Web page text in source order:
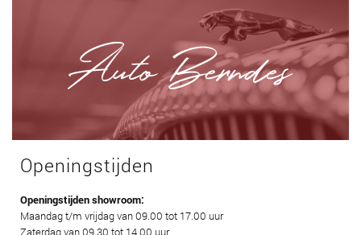
Openingstijden
Openingstijden showroom:
Maandag t/m vrijdag van 09.00 tot 17.00 uur
Zaterdag van 09.30 tot 14.00 uur